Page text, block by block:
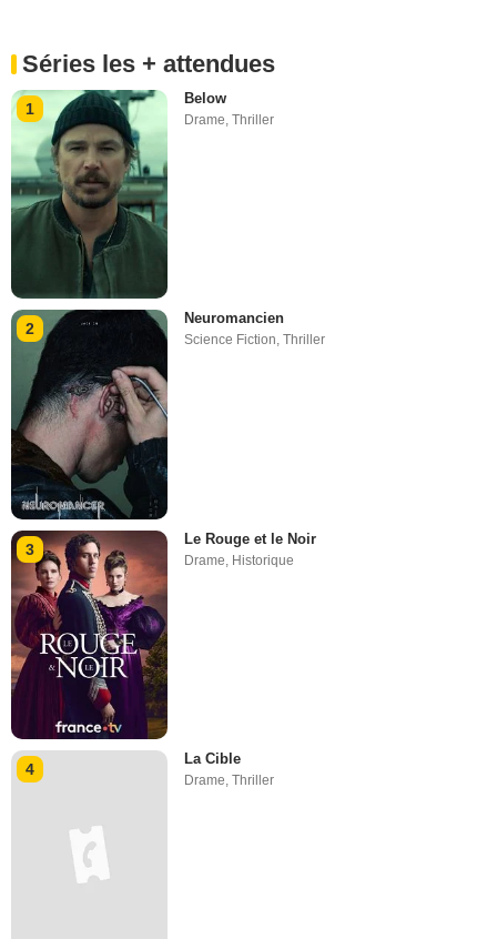
Séries les + attendues
1
Below
Drame,Thriller
2
Neuromancien
Science Fiction,Thriller
3
Le Rouge et le Noir
Drame Historique
4
La Cible
Drame,Thriller